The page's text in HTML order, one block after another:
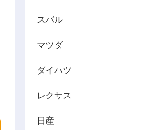
スバル
マツダ
ダイハツ
レクサス
日産